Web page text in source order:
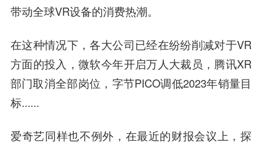
带动全球VR设备的消费热潮。
在这种情况下，各大公司已经在纷纷削减对于VR
方面的投入，微软今年开启万人大裁员，腾讯XR
部门取消全部岗位，字节PICO调低2023年销量目
标......
爱奇艺同样也不例外，在最近的财报会议上，探